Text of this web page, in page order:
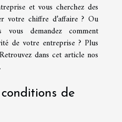
et vous cherchez des
votre chiffre d’affaire ? Ou
demandez comment
de votre entreprise ? Plus
dans cet article nos
de